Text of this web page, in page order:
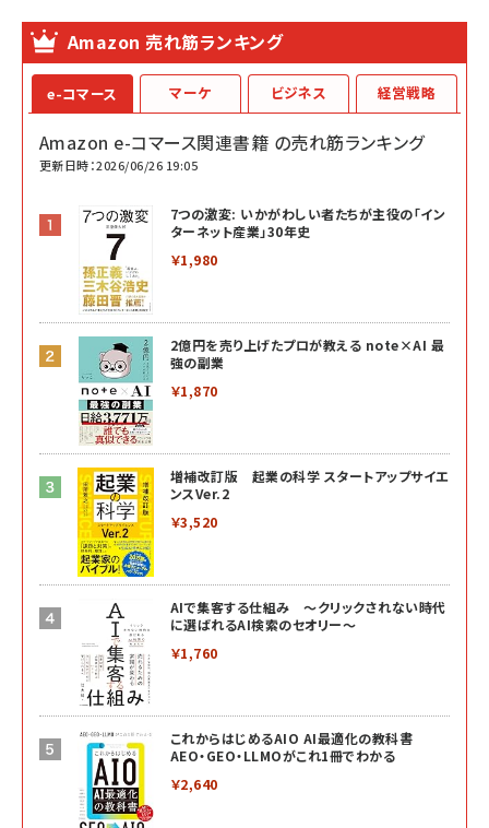
Amazon 売れ筋ランキング
e-コマース
Amazon e-コマース関連書籍 の売れ筋ランキング
更新日時：2026/06/26 19:05
7つの激変: いかがわしい者たちが主役の「イン
ターネット産業」30年史
￥1,980
2億円を売り上げたプロが教える note×AI 最
強の副業
￥1,870
増補改訂版 起業の科学 スタートアップサイエ
ンスVer.2
￥3,520
AIで集客する仕組み ～クリックされない時代
に選ばれるAI検索のセオリー～
￥1,760
これからはじめるAIO AI最適化の教科書
AEO・GEO・LLMOがこれ1冊でわかる
￥2,640
マーケ ビジネス 経営戦略